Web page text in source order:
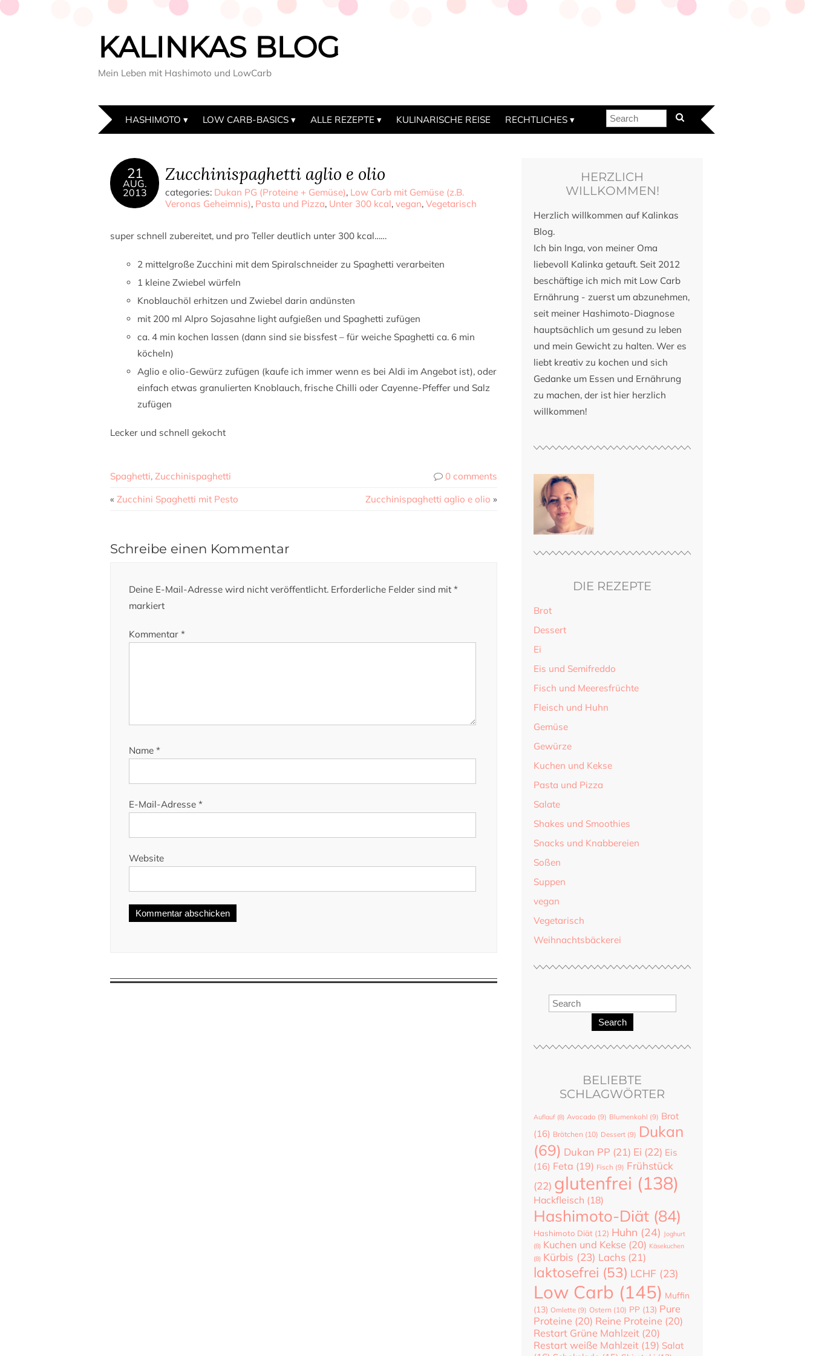
KALINKAS BLOG
Mein Leben mit Hashimoto und LowCarb
HASHIMOTO LOW CARB-BASICS ALLE REZEPTE KULINARISCHE REISE RECHTLICHES
21
AUG.
2013
Zucchinispaghetti aglio e olio
categories: Dukan PG (Proteine + Gemüse), Low Carb mit Gemüse (z.B.
Veronas Geheimnis), Pasta und Pizza, Unter 300 kcal, vegan, Vegetarisch
super schnell zubereitet, und pro Teller deutlich unter 300 kcal……
2 mittelgroße Zucchini mit dem Spiralschneider zu Spaghetti verarbeiten
1 kleine Zwiebel würfeln
Knoblauchöl erhitzen und Zwiebel darin andünsten
mit 200 ml Alpro Sojasahne light aufgießen und Spaghetti zufügen
ca. 4 min kochen lassen (dann sind sie bissfest – für weiche Spaghetti ca. 6 min
köcheln)
Aglio e olio-Gewürz zufügen (kaufe ich immer wenn es bei Aldi im Angebot ist), oder
einfach etwas granulierten Knoblauch, frische Chilli oder Cayenne-Pfeffer und Salz
zufügen
Lecker und schnell gekocht
Spaghetti, Zucchinispaghetti
0 comments
« Zucchini Spaghetti mit Pesto Zucchinispaghetti aglio e olio »
Schreibe einen Kommentar
Deine E-Mail-Adresse wird nicht veröffentlicht. Erforderliche Felder sind mit *
markiert
Kommentar *
Name *
E-Mail-Adresse *
Website
HERZLICH
WILLKOMMEN!
Herzlich willkommen auf Kalinkas
Blog.
Ich bin Inga, von meiner Oma
liebevoll Kalinka getauft. Seit 2012
beschäftige ich mich mit Low Carb
Ernährung - zuerst um abzunehmen,
seit meiner Hashimoto-Diagnose
hauptsächlich um gesund zu leben
und mein Gewicht zu halten. Wer es
liebt kreativ zu kochen und sich
Gedanke um Essen und Ernährung
zu machen, der ist hier herzlich
willkommen!
DIE REZEPTE
Brot
Dessert
Ei
Eis und Semifreddo
Fisch und Meeresfrüchte
Fleisch und Huhn
Gemüse
Gewürze
Kuchen und Kekse
Pasta und Pizza
Salate
Shakes und Smoothies
Snacks und Knabbereien
Soßen
Suppen
vegan
Vegetarisch
Weihnachtsbäckerei
Search
BELIEBTE
SCHLAGWÖRTER
Auflauf (8) Avocado (9) Blumenkohl (9) Brot
(16) Brötchen (10) Dessert (9) Dukan
(69) Dukan PP (21) Ei (22) Eis
(16) Feta (19) Fisch (9) Frühstück
(22) glutenfrei (138)
Hackfleisch (18)
Hashimoto-Diät (84)
Hashimoto Diät (12) Huhn (24) Joghurt
(8) Kuchen und Kekse (20) Käsekuchen
(8) Kürbis (23) Lachs (21)
laktosefrei (53) LCHF (23)
Low Carb (145) Muffin
(13) Omlette (9) Ostern (10) PP (13) Pure
Proteine (20) Reine Proteine (20)
Restart Grüne Mahlzeit (20)
Restart weiße Mahlzeit (19) Salat